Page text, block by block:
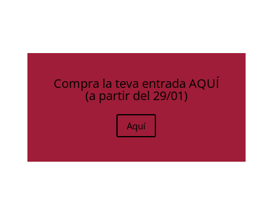
Compra la teva entrada AQUÍ
(a partir del 29/01)
Aquí